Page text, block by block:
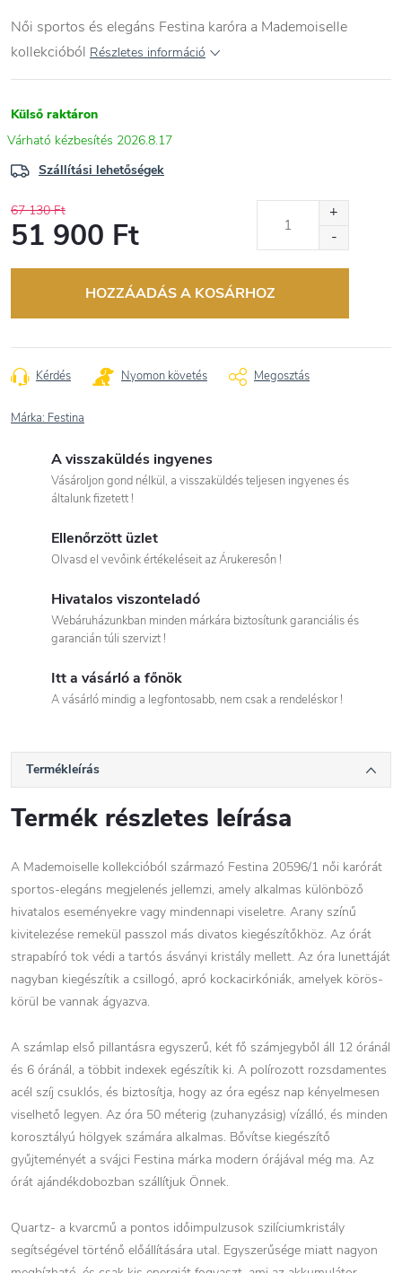
Női sportos és elegáns Festina karóra a Mademoiselle
kollekcióból Részletes információ
Külső raktáron
2026.8.17
Szállítási lehetőségek
67 130 Ft
51 900 Ft
HOZZÁADÁS A KOSÁRHOZ
Kérdés Nyomon követés Megosztás
Márka: Festina
A visszaküldés ingyenes
Vásároljon gond nélkül, a visszaküldés teljesen ingyenes és
általunk fizetett !
Ellenőrzött üzlet
Olvasd el vevőink értékeléseit az Árukeresőn !
Hivatalos viszonteladó
Webáruházunkban minden márkára biztosítunk garanciális és
garancián túli szervizt !
Itt a vásárló a főnök
A vásárló mindig a legfontosabb, nem csak a rendeléskor !
Termékleírás
Termék részletes leírása
A Mademoiselle kollekcióból származó Festina 20596/1 női karórát
sportos-elegáns megjelenés jellemzi, amely alkalmas különböző
hivatalos eseményekre vagy mindennapi viseletre. Arany színű
kivitelezése remekül passzol más divatos kiegészítőkhöz. Az órát
strapabíró tok védi a tartós ásványi kristály mellett. Az óra lunettáját
nagyban kiegészítik a csillogó, apró kockacirkóniák, amelyek körös-
körül be vannak ágyazva.
A számlap első pillantásra egyszerű, két fő számjegyből áll 12 óránál
és 6 óránál, a többit indexek egészítik ki. A polírozott rozsdamentes
acél szíj csuklós, és biztosítja, hogy az óra egész nap kényelmesen
viselhető legyen. Az óra 50 méterig (zuhanyzásig) vízálló, és minden
korosztályú hölgyek számára alkalmas. Bővítse kiegészítő
gyűjteményét a svájci Festina márka modern órájával még ma. Az
órát ajándékdobozban szállítjuk Önnek.
Quartz- a kvarcmű a pontos időimpulzusok szilíciumkristály
segítségével történő előállítására utal. Egyszerűsége miatt nagyon